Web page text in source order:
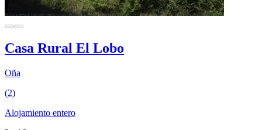
Casa Rural El Lobo
Oña
(2)
Alojamiento entero